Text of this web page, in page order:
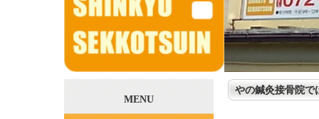
やの鍼灸接骨院
MENU